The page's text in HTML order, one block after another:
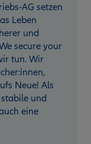
AG setzen
Leben
und
secure your
tun. Wir
Neue! Als
und
eine